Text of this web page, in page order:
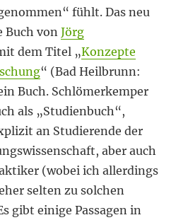
fühlt. Das neu
Buch vonJörg
dem Titel „Konzepte
“ (Bad Heilbrunn:
Buch. Schlömerkemper
als „Studienbuch“,
an Studierende der
aber auch
(wobei ich allerdings
selten zu solchen
gibt einige Passagen in